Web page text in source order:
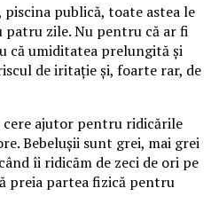
piscina publică, toate astea le
zile. Nu pentru că ar fi
că umiditatea prelungită și
de iritație și, foarte rar, de
cere ajutor pentru ridicările
Bebelușii sunt grei, mai grei
îi ridicăm de zeci de ori pe
preia partea fizică pentru